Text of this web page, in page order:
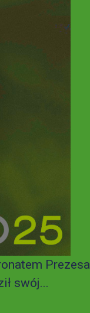
Prezesa
swój...